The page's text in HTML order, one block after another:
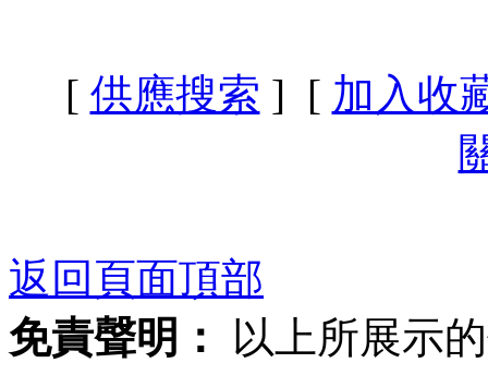
[ 供應搜索 ] [ 加入收
返回頁面頂部
免責聲明：
以上所展示